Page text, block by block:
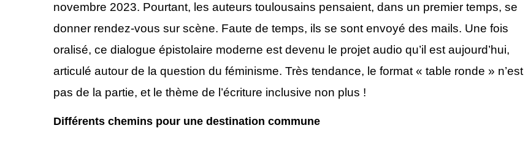
novembre 2023. Pourtant, les auteurs toulousains pensaient, dans un premier temps, se
donner rendez-vous sur scène. Faute de temps, ils se sont envoyé des mails. Une fois
oralisé, ce dialogue épistolaire moderne est devenu le projet audio qu’il est aujourd’hui,
articulé autour de la question du féminisme. Très tendance, le format « table ronde » n’est
pas de la partie, et le thème de l’écriture inclusive non plus !
Différents chemins pour une destination commune